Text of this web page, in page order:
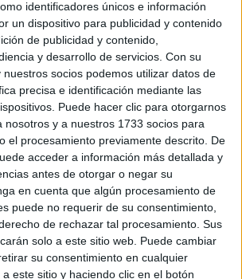
identificadores únicos e información
un dispositivo para publicidad y contenido
de publicidad y contenido,
y desarrollo de servicios. Con su
nuestros socios podemos utilizar datos de
precisa e identificación mediante las
Puede hacer clic para otorgarnos
nosotros y a nuestros 1733 socios para
el procesamiento previamente descrito. De
acceder a información más detallada y
antes de otorgar o negar su
en cuenta que algún procesamiento de
puede no requerir de su consentimiento,
de rechazar tal procesamiento. Sus
solo a este sitio web. Puede cambiar
su consentimiento en cualquier
este sitio y haciendo clic en el botón